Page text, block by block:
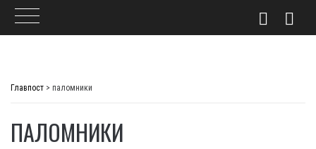
Главпост > паломники
ПАЛОМНИКИ